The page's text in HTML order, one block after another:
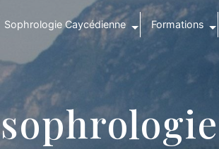
Sophrologie Caycédienne Formations